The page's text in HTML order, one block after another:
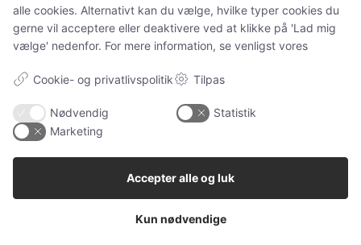
Vores Pet Guide
Sponsoreret indhold
Klinisk tandtekniker – specialisten i individuelle
tandproteser
Tandimplantater – en moderne løsning ved
alle cookies. Alternativt kan du vælge, hvilke typer cookies du
gerne vil acceptere eller deaktivere ved at klikke på 'Lad mig
vælge' nedenfor. For mere information, se venligst vores
Cookie- og privatlivspolitik Tilpas
Nødvendig
Statistik
Marketing
Kun nødvendige
Accepter alle og luk